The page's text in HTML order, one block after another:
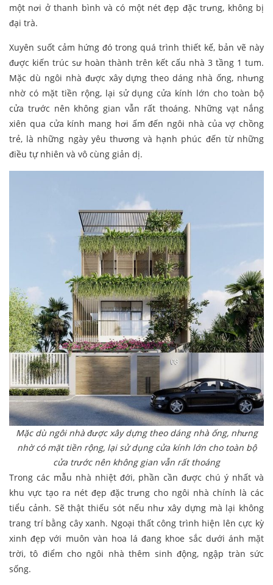
một nơi ở thanh bình và có một nét đẹp đặc trưng, không bị
đại trà.
Xuyên suốt cảm hứng đó trong quá trình thiết kế, bản vẽ này
được kiến trúc sư hoàn thành trên kết cấu nhà 3 tầng 1 tum.
Mặc dù ngôi nhà được xây dựng theo dáng nhà ống, nhưng
nhờ có mặt tiền rộng, lại sử dụng cửa kính lớn cho toàn bộ
cửa trước nên không gian vẫn rất thoáng. Những vạt nắng
xiên qua cửa kính mang hơi ấm đến ngôi nhà của vợ chồng
trẻ, là những ngày yêu thương và hạnh phúc đến từ những
điều tự nhiên và vô cùng giản dị.
Mặc dù ngôi nhà được xây dựng theo dáng nhà ống, nhưng
nhờ có mặt tiền rộng, lại sử dụng cửa kính lớn cho toàn bộ
cửa trước nên không gian vẫn rất thoáng
Trong các mẫu nhà nhiệt đới, phần cần được chú ý nhất và
khu vực tạo ra nét đẹp đặc trưng cho ngôi nhà chính là các
tiểu cảnh. Sẽ thật thiếu sót nếu như xây dựng mà lại không
trang trí bằng cây xanh. Ngoại thất công trình hiện lên cực kỳ
xinh đẹp với muôn vàn hoa lá đang khoe sắc dưới ánh mặt
trời, tô điểm cho ngôi nhà thêm sinh động, ngập tràn sức
sống.